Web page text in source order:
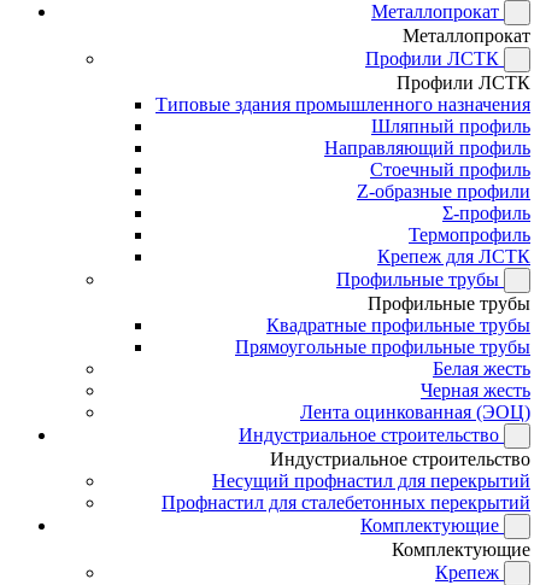
Металлопрокат
Металлопрокат
Профили ЛСТК
Профили ЛСТК
Типовые здания промышленного назначения
Шляпный профиль
Направляющий профиль
Стоечный профиль
Z-образные профили
Σ-профиль
Термопрофиль
Крепеж для ЛСТК
Профильные трубы
Профильные трубы
Квадратные профильные трубы
Прямоугольные профильные трубы
Белая жесть
Черная жесть
Лента оцинкованная (ЭОЦ)
Индустриальное строительство
Индустриальное строительство
Несущий профнастил для перекрытий
Профнастил для сталебетонных перекрытий
Комплектующие
Комплектующие
Крепеж